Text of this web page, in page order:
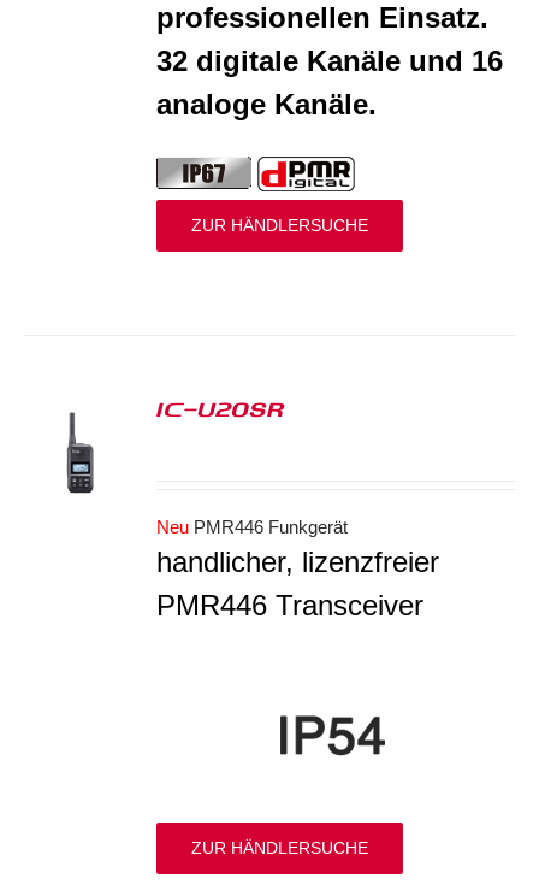
professionellen Einsatz.
32 digitale Kanäle und 16
analoge Kanäle.
ZUR HÄNDLERSUCHE
IC-U20SR
Neu PMR446 Funkgerät
handlicher, lizenzfreier
PMR446 Transceiver
ZUR HÄNDLERSUCHE